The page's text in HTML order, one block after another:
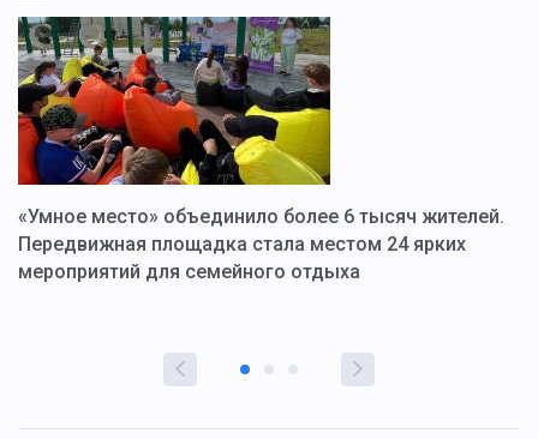
«Умное место» объединило более 6 тысяч жителей.
Передвижная площадка стала местом 24 ярких
мероприятий для семейного отдыха